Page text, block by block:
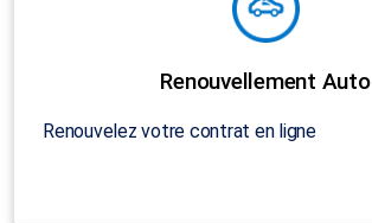
Renouvellement Auto
Renouvelez votre contrat en ligne